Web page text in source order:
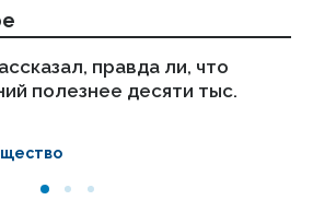
правда ли, что
полезнее десяти тыс.